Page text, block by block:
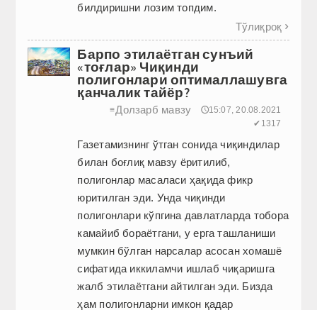
билдиришни лозим топдим.
Тўлиқроқ 
Барпо этилаётган сунъий
«тоғлар» Чиқинди
полигонлари оптималлашувга
қанчалик тайёр?
≡Долзарб мавзу
🕔15:07, 20.08.2021
✔1317
Газетамизнинг ўтган сонида чиқиндилар
билан боғлиқ мавзу ёритилиб,
полигонлар масаласи ҳақида фикр
юритилган эди. Унда чиқинди
полигонлари кўпгина давлатларда тобора
камайиб бораётгани, у ерга ташланиши
мумкин бўлган нарсалар асосан хомашё
сифатида иккиламчи ишлаб чиқаришга
жалб этилаётгани айтилган эди. Бизда
ҳам полигонларни имкон қадар